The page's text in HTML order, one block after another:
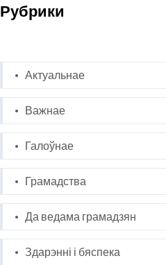
Рубрики
Актуальнае
Важнае
Галоўнае
Грамадства
Да ведама грамадзян
Здарэнні і бяспека